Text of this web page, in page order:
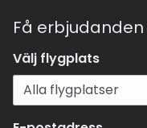
Få
Välj flygplats